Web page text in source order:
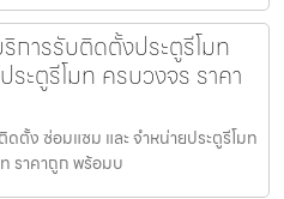
การรับติดตั้งประตูรีโมท
ะตูรีโมท ครบวงจร ราคา
ตั้ง ซ่อมแซม และ จำหน่ายประตูรีโมท
ราคาถูก พร้อมบ